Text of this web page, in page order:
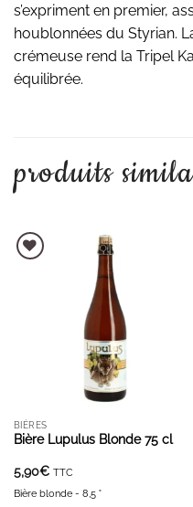
s’expriment en premier,
houblonnées du Styrian.
crémeuse rend la Tripel
équilibrée.
produits
AJOUTER À LA LISTE D'ENVIES
BIÈRES
Bière Lupulus Blonde 75 cl
5,90€ TTC
Bière blonde - 8,5 °